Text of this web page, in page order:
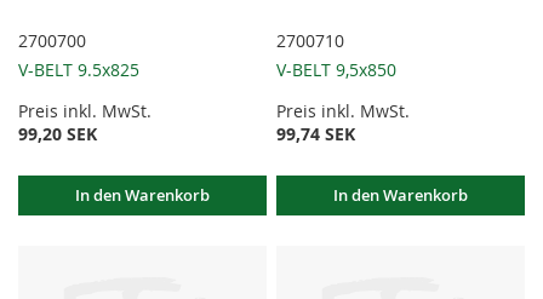
2700700
V-BELT 9.5x825
Preis inkl. MwSt.
99,20 SEK
In den Warenkorb
2700710
V-BELT 9,5x850
Preis inkl. MwSt.
99,74 SEK
In den Warenkorb